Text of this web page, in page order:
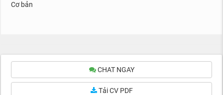
Cơ bản
CHAT NGAY
Tải CV PDF